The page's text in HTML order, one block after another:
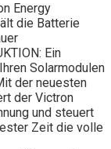
Energy
die Batterie
Ein
Solarmodulen
der neuesten
der Victron
und steuert
Zeit die volle